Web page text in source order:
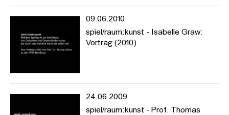
09.06.2010
spiel/raum:kunst - Isabelle Graw:
Vortrag (2010)
24.06.2009
spiel/raum:kunst - Prof. Thomas